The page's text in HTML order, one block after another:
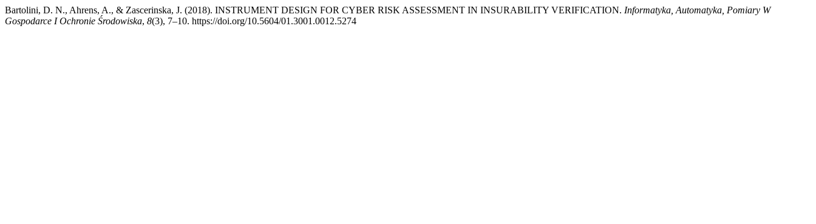
Bartolini, D. N., Ahrens, A., & Zascerinska, J. (2018). INSTRUMENT DESIGN FOR CYBER RISK ASSESSMENT IN INSURABILITY VERIFICATION. Informatyka, Automatyka, Pomiary W
Gospodarce I Ochronie Środowiska, 8(3), 7–10. https://doi.org/10.5604/01.3001.0012.5274